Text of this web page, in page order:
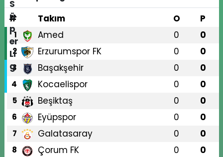
#
Takım O P
1 Amed 0 0
2 Erzurumspor FK 0 0
3 Başakşehir 0 0
4 Kocaelispor 0 0
5 Beşiktaş 0 0
6 Eyüpspor 0 0
7 Galatasaray 0 0
8 Çorum FK 0 0